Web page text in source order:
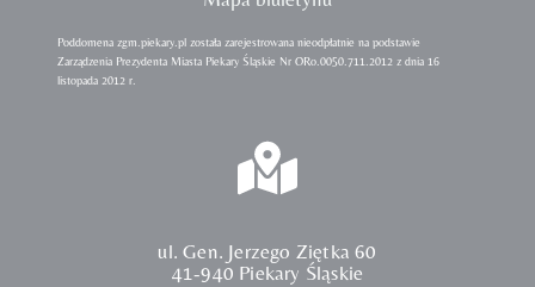
Poddomena zgm.piekary.pl została zarejestrowana nieodpłatnie na podstawie
Zarządzenia Prezydenta Miasta Piekary Śląskie Nr ORo.0050.711.2012 z dnia 16
listopada 2012 r.
ul. Gen. Jerzego Ziętka 60
41-940 Piekary Śląskie